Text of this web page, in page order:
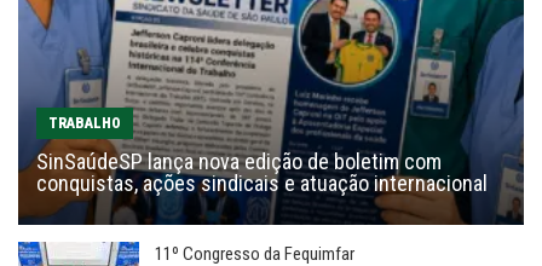
TRABALHO
SinSaúdeSP lança nova edição de boletim com
conquistas, ações sindicais e atuação internacional
11º Congresso da Fequimfar